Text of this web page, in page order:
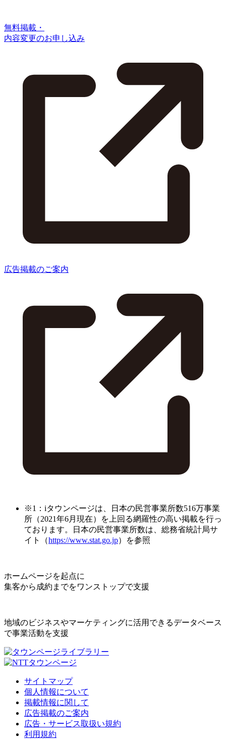
無料掲載・
内容変更のお申し込み
広告掲載のご案内
※1：iタウンページは、日本の民営事業所数516万事業
所（2021年6月現在）を上回る網羅性の高い掲載を行っ
ております。日本の民営事業所数は、総務省統計局サ
イト（https://www.stat.go.jp）を参照
ホームページを起点に
集客から成約までをワンストップで支援
地域のビジネスやマーケティングに活用できるデータベース
で事業活動を支援
サイトマップ
個人情報について
掲載情報に関して
広告掲載のご案内
広告・サービス取扱い規約
利用規約